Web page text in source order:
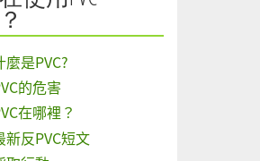
麼是PVC?
的危害
在哪裡？
新反PVC短文